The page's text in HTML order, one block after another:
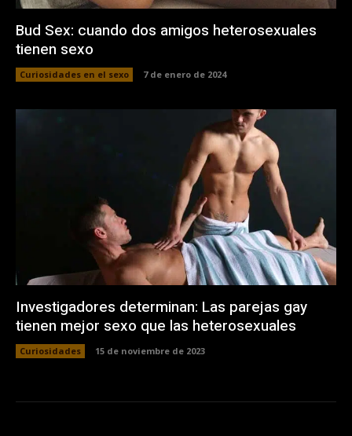
Bud Sex: cuando dos amigos heterosexuales
tienen sexo
Curiosidades en el sexo 7 de enero de 2024
Investigadores determinan: Las parejas gay
tienen mejor sexo que las heterosexuales
Curiosidades 15 de noviembre de 2023